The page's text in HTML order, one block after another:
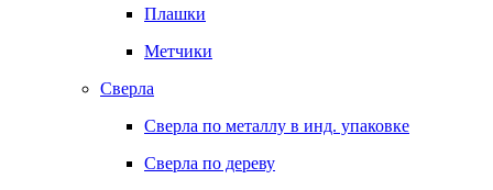
Плашки
Метчики
Сверла
Сверла по металлу в инд. упаковке
Сверла по дереву